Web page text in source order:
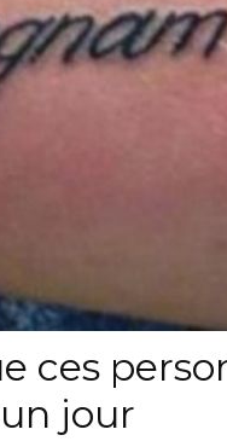
ces
jour